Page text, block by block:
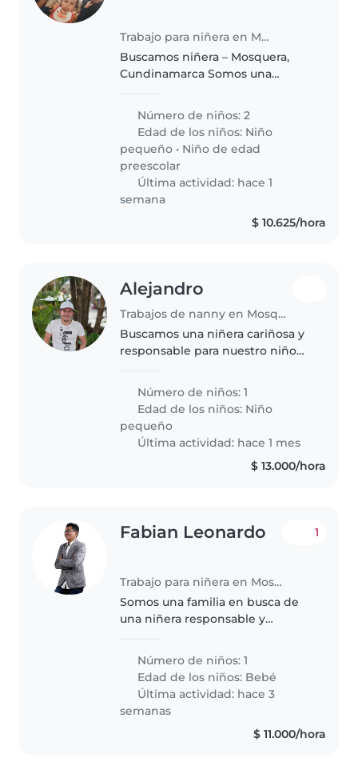
Trabajo para niñera en Mosquera
Buscamos niñera – Mosquera,
Cundinamarca Somos una
de los Soles, conjunto Puerta del
Sol (Mosquera, Cundinamarca), y
estamos buscando una persona..
Número de niños: 2
Edad de los niños: Niño
pequeño • Niño de edad
preescolar
Última actividad: hace 1
semana
$ 10.625/hora
Alejandro
Trabajos de nanny en Mosquera
Buscamos una niñera cariñosa y
responsable para nuestro niño
disfrutara cocinando, ayudando
con las labores del hogar..
Número de niños: 1
Edad de los niños: Niño
pequeño
Última actividad: hace 1 mes
$ 13.000/hora
Fabian Leonardo
Trabajo para niñera en Mosquera
1
Somos una familia en busca de
una niñera responsable y
energético y curioso.
Necesitamos alguien que se
sienta cómoda cocinando y que
Número de niños: 1
Edad de los niños: Bebé
Última actividad: hace 3
semanas
$ 11.000/hora